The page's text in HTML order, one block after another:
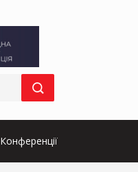
Конференції